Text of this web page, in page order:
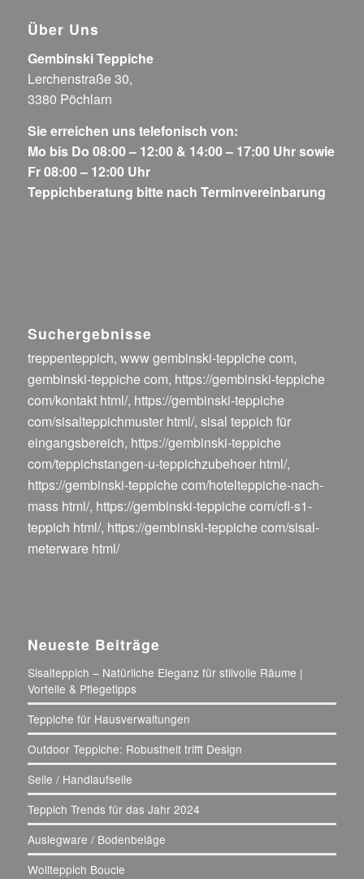
Über Uns
Gembinski Teppiche
Lerchenstraße 30,
3380 Pöchlarn
Sie erreichen uns telefonisch von:
Mo bis Do 08:00 – 12:00 & 14:00 – 17:00 Uhr sowie
Fr 08:00 – 12:00 Uhr
Teppichberatung bitte nach Terminvereinbarung
Suchergebnisse
treppenteppich, www gembinski-teppiche com,
gembinski-teppiche com, https://gembinski-teppiche
com/kontakt html/, https://gembinski-teppiche
com/sisalteppichmuster html/, sisal teppich für
eingangsbereich, https://gembinski-teppiche
com/teppichstangen-u-teppichzubehoer html/,
https://gembinski-teppiche com/hotelteppiche-nach-
mass html/, https://gembinski-teppiche com/cfl-s1-
teppich html/, https://gembinski-teppiche com/sisal-
meterware html/
Neueste Beiträge
Sisalteppich – Natürliche Eleganz für stilvolle Räume |
Vorteile & Pflegetipps
Teppiche für Hausverwaltungen
Outdoor Teppiche: Robustheit trifft Design
Seile / Handlaufseile
Teppich Trends für das Jahr 2024
Auslegware / Bodenbeläge
Wollteppich Boucle